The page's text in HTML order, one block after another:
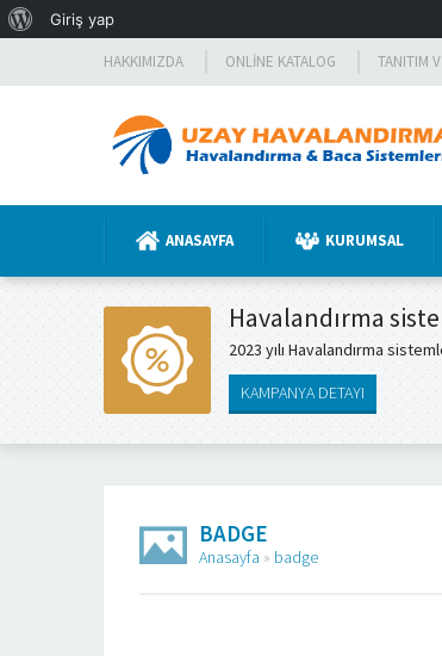
HAKKIMIZDA ONLINE KATALOG TANITIM
ANASAYFA KURUMSAL
Havalandırma
2023 yılı Havalandırma
KAMPANYA DETAYI
BADGE
Anasayfa » badge
WordPress
Giriş yap